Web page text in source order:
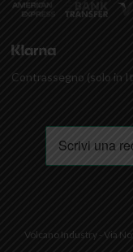
Contrassegno (solo in
Volcano Industry - Via